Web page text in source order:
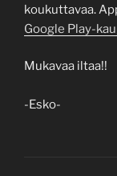
koukuttavaa.
Google Play-
Mukavaa iltaa!!
-Esko-